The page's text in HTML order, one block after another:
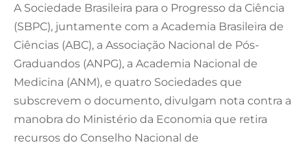
A Sociedade Brasileira para o Progresso da Ciência
(SBPC), juntamente com a Academia Brasileira de
Ciências (ABC), a Associação Nacional de Pós-
Graduandos (ANPG), a Academia Nacional de
Medicina (ANM), e quatro Sociedades que
subscrevem o documento, divulgam nota contra a
manobra do Ministério da Economia que retira
recursos do Conselho Nacional de